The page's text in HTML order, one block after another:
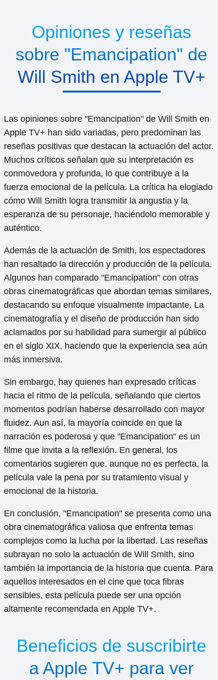
Opiniones y reseñas
sobre "Emancipation" de
Will Smith en Apple TV+
Las opiniones sobre "Emancipation" de Will Smith en
Apple TV+ han sido variadas, pero predominan las
reseñas positivas que destacan la actuación del actor.
Muchos críticos señalan que su interpretación es
conmovedora y profunda, lo que contribuye a la
fuerza emocional de la película. La crítica ha elogiado
cómo Will Smith logra transmitir la angustia y la
esperanza de su personaje, haciéndolo memorable y
auténtico.
Además de la actuación de Smith, los espectadores
han resaltado la dirección y producción de la película.
Algunos han comparado "Emancipation" con otras
obras cinematográficas que abordan temas similares,
destacando su enfoque visualmente impactante. La
cinematografía y el diseño de producción han sido
aclamados por su habilidad para sumergir al público
en el siglo XIX, haciendo que la experiencia sea aún
más inmersiva.
Sin embargo, hay quienes han expresado críticas
hacia el ritmo de la película, señalando que ciertos
momentos podrían haberse desarrollado con mayor
fluidez. Aun así, la mayoría coincide en que la
narración es poderosa y que "Emancipation" es un
filme que invita a la reflexión. En general, los
comentarios sugieren que, aunque no es perfecta, la
película vale la pena por su tratamiento visual y
emocional de la historia.
En conclusión, "Emancipation" se presenta como una
obra cinematográfica valiosa que enfrenta temas
complejos como la lucha por la libertad. Las reseñas
subrayan no solo la actuación de Will Smith, sino
también la importancia de la historia que cuenta. Para
aquellos interesados en el cine que toca fibras
sensibles, esta película puede ser una opción
altamente recomendada en Apple TV+.
Beneficios de suscribirte
a Apple TV+ para ver